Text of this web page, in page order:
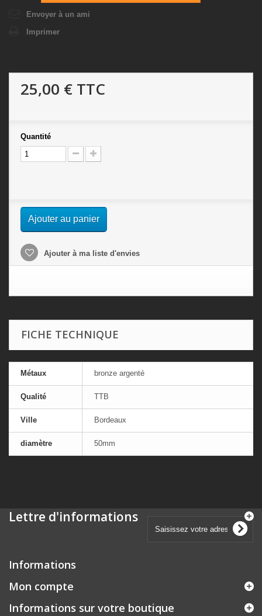
Envoyer à un ami
Imprimer
25,00 € TTC
Quantité
Ajouter au panier
Ajouter à ma liste d'envies
FICHE TECHNIQUE
Métaux bronze argenté
Qualité TTB
Ville Bordeaux
diamètre 50mm
Lettre d'informations
Informations
Mon compte
Informations sur votre boutique